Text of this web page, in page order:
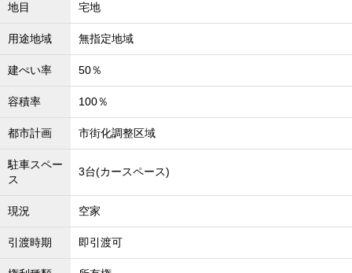
地目 宅地
用途地域 無指定地域
建ぺい率 50％
容積率 100％
都市計画 市街化調整区域
駐車スペー
ス
3台(カースペース)
現況 空家
引渡時期 即引渡可
全店舗営業社員募集！